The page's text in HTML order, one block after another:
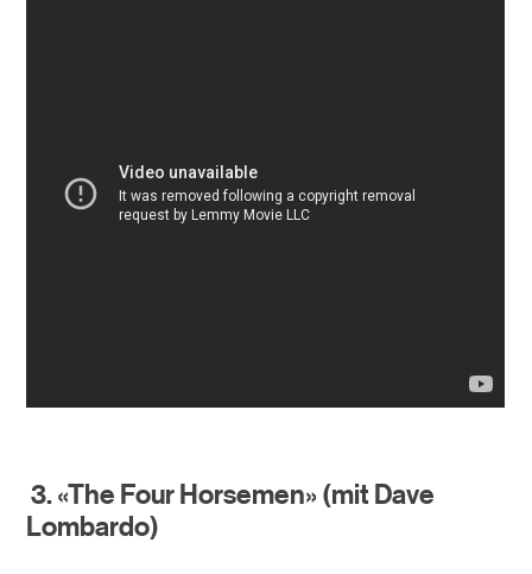
3. «The Four Horsemen» (mit Dave
Lombardo)